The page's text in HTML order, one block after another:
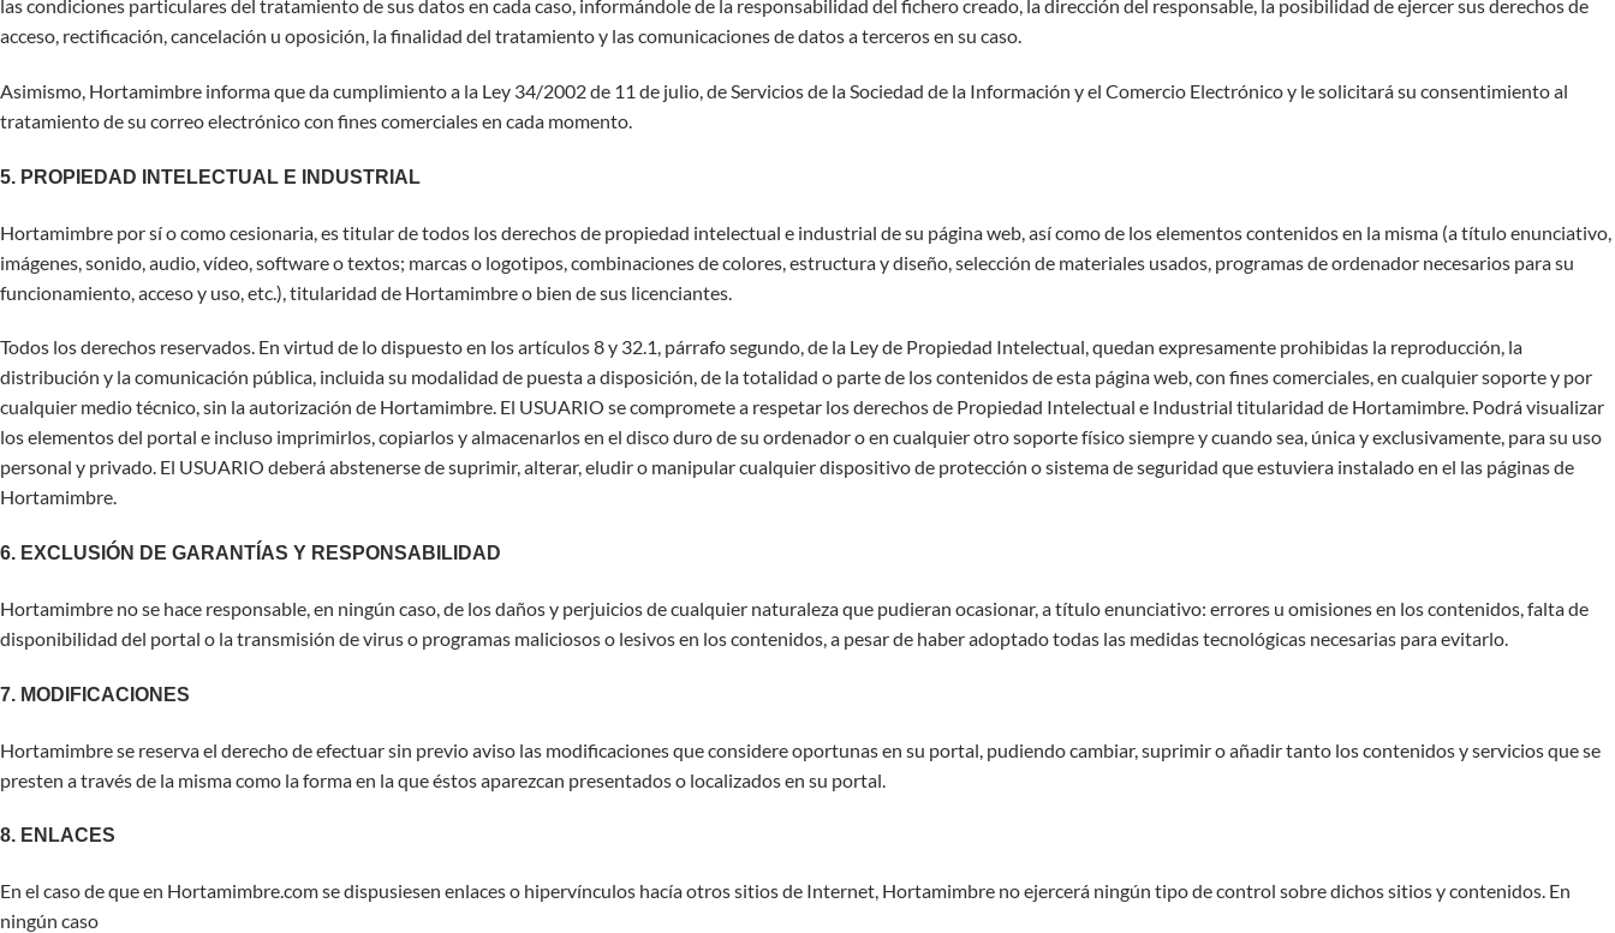
las condiciones particulares del tratamiento de sus datos en cada caso, informándole de la responsabilidad del fichero creado, la dirección del responsable, la posibilidad de ejercer sus derechos de
acceso, rectificación, cancelación u oposición, la finalidad del tratamiento y las comunicaciones de datos a terceros en su caso.
Asimismo, Hortamimbre informa que da cumplimiento a la Ley 34/2002 de 11 de julio, de Servicios de la Sociedad de la Información y el Comercio Electrónico y le solicitará su consentimiento al
tratamiento de su correo electrónico con fines comerciales en cada momento.
5. PROPIEDAD INTELECTUAL E INDUSTRIAL
Hortamimbre por sí o como cesionaria, es titular de todos los derechos de propiedad intelectual e industrial de su página web, así como de los elementos contenidos en la misma (a título enunciativo,
imágenes, sonido, audio, vídeo, software o textos; marcas o logotipos, combinaciones de colores, estructura y diseño, selección de materiales usados, programas de ordenador necesarios para su
funcionamiento, acceso y uso, etc.), titularidad de Hortamimbre o bien de sus licenciantes.
Todos los derechos reservados. En virtud de lo dispuesto en los artículos 8 y 32.1, párrafo segundo, de la Ley de Propiedad Intelectual, quedan expresamente prohibidas la reproducción, la
distribución y la comunicación pública, incluida su modalidad de puesta a disposición, de la totalidad o parte de los contenidos de esta página web, con fines comerciales, en cualquier soporte y por
cualquier medio técnico, sin la autorización de Hortamimbre. El USUARIO se compromete a respetar los derechos de Propiedad Intelectual e Industrial titularidad de Hortamimbre. Podrá visualizar
los elementos del portal e incluso imprimirlos, copiarlos y almacenarlos en el disco duro de su ordenador o en cualquier otro soporte físico siempre y cuando sea, única y exclusivamente, para su uso
personal y privado. El USUARIO deberá abstenerse de suprimir, alterar, eludir o manipular cualquier dispositivo de protección o sistema de seguridad que estuviera instalado en el las páginas de
Hortamimbre.
6. EXCLUSIÓN DE GARANTÍAS Y RESPONSABILIDAD
Hortamimbre no se hace responsable, en ningún caso, de los daños y perjuicios de cualquier naturaleza que pudieran ocasionar, a título enunciativo: errores u omisiones en los contenidos, falta de
disponibilidad del portal o la transmisión de virus o programas maliciosos o lesivos en los contenidos, a pesar de haber adoptado todas las medidas tecnológicas necesarias para evitarlo.
7. MODIFICACIONES
Hortamimbre se reserva el derecho de efectuar sin previo aviso las modificaciones que considere oportunas en su portal, pudiendo cambiar, suprimir o añadir tanto los contenidos y servicios que se
presten a través de la misma como la forma en la que éstos aparezcan presentados o localizados en su portal.
8. ENLACES
En el caso de que en Hortamimbre.com se dispusiesen enlaces o hipervínculos hacía otros sitios de Internet, Hortamimbre no ejercerá ningún tipo de control sobre dichos sitios y contenidos. En
ningún caso